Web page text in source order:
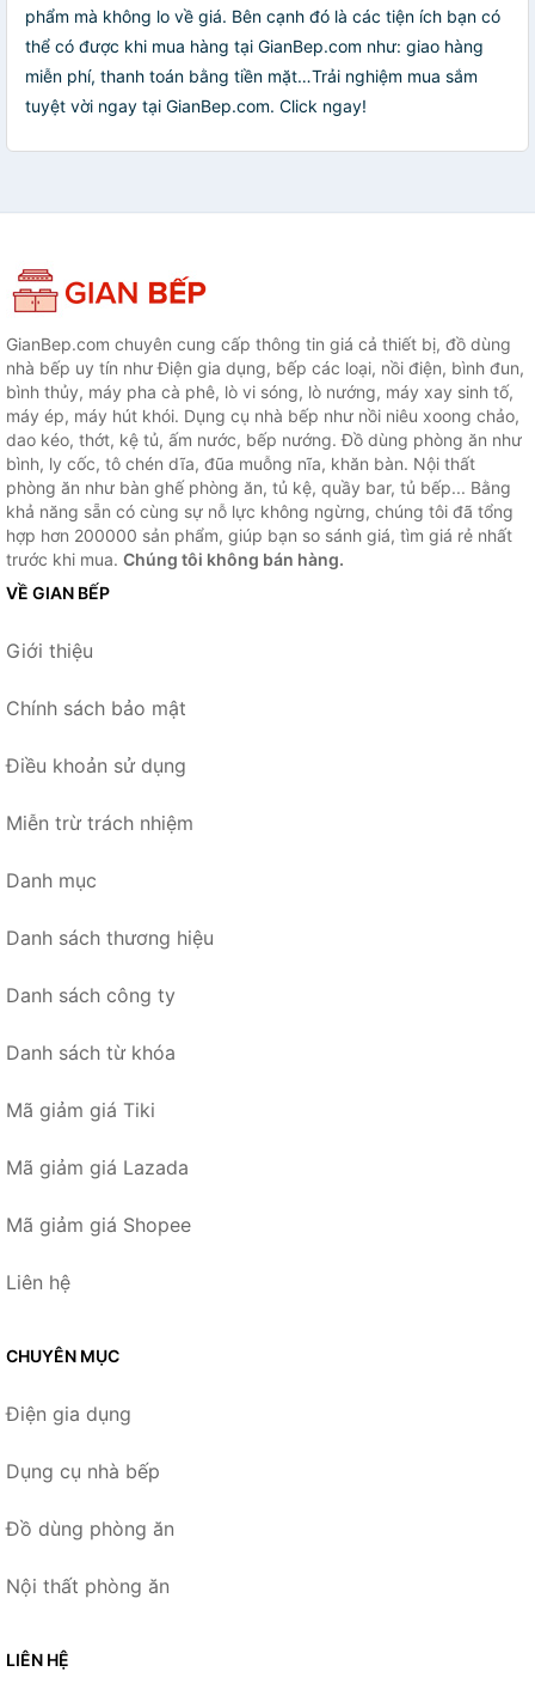
phẩm mà không lo về giá. Bên cạnh đó là các tiện ích bạn có
thể có được khi mua hàng tại GianBep.com như: giao hàng
miễn phí, thanh toán bằng tiền mặt…Trải nghiệm mua sắm
tuyệt vời ngay tại GianBep.com. Click ngay!
GianBep.com chuyên cung cấp thông tin giá cả thiết bị, đồ dùng
nhà bếp uy tín như Điện gia dụng, bếp các loại, nồi điện, bình đun,
bình thủy, máy pha cà phê, lò vi sóng, lò nướng, máy xay sinh tố,
máy ép, máy hút khói. Dụng cụ nhà bếp như nồi niêu xoong chảo,
dao kéo, thớt, kệ tủ, ấm nước, bếp nướng. Đồ dùng phòng ăn như
bình, ly cốc, tô chén dĩa, đũa muỗng nĩa, khăn bàn. Nội thất
phòng ăn như bàn ghế phòng ăn, tủ kệ, quầy bar, tủ bếp... Bằng
khả năng sẵn có cùng sự nỗ lực không ngừng, chúng tôi đã tổng
hợp hơn 200000 sản phẩm, giúp bạn so sánh giá, tìm giá rẻ nhất
trước khi mua. Chúng tôi không bán hàng.
VỀ GIAN BẾP
Giới thiệu
Chính sách bảo mật
Điều khoản sử dụng
Miễn trừ trách nhiệm
Danh mục
Danh sách thương hiệu
Danh sách công ty
Danh sách từ khóa
Mã giảm giá Tiki
Mã giảm giá Lazada
Mã giảm giá Shopee
Liên hệ
CHUYÊN MỤC
Điện gia dụng
Dụng cụ nhà bếp
Đồ dùng phòng ăn
Nội thất phòng ăn
LIÊN HỆ